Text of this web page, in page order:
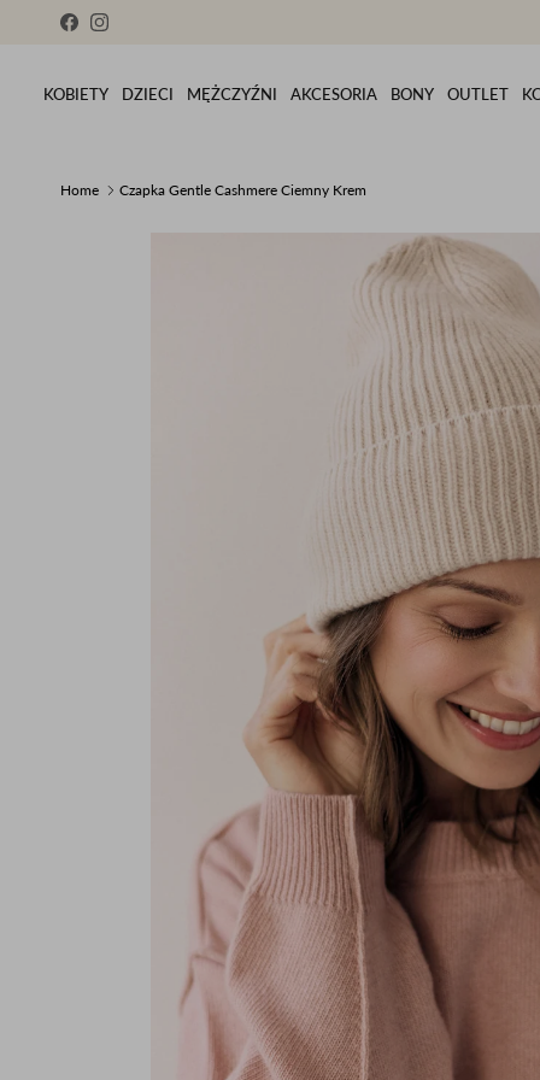
Skip to content
FacebookInstagram
KOBIETY DZIECI MĘŻCZYŹNI AKCESORIA BONY OUTLET
Home Czapka Gentle Cashmere Ciemny Krem